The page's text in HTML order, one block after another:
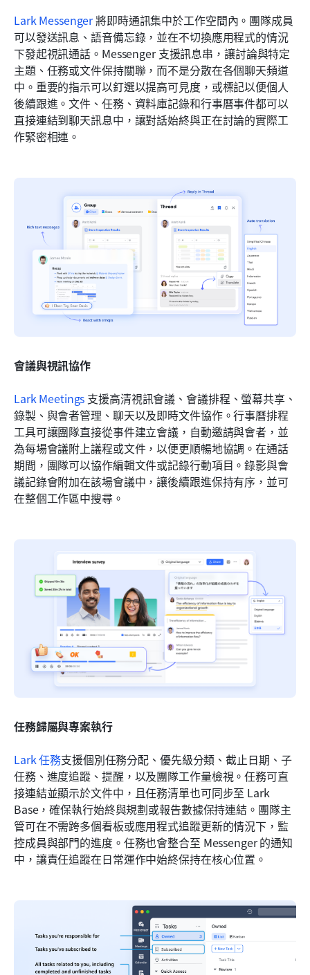
Lark Messenger 將即時通訊集中於工作空間內。團隊成員
可以發送訊息、語音備忘錄，並在不切換應用程式的情況
下發起視訊通話。Messenger 支援訊息串，讓討論與特定
主題、任務或文件保持關聯，而不是分散在各個聊天頻道
中。重要的指示可以釘選以提高可見度，或標記以便個人
後續跟進。文件、任務、資料庫記錄和行事曆事件都可以
直接連結到聊天訊息中，讓對話始終與正在討論的實際工
作緊密相連。
會議與視訊協作
Lark Meetings 支援高清視訊會議、會議排程、螢幕共享、
錄製、與會者管理、聊天以及即時文件協作。行事曆排程
工具可讓團隊直接從事件建立會議，自動邀請與會者，並
為每場會議附上議程或文件，以便更順暢地協調。在通話
期間，團隊可以協作編輯文件或記錄行動項目。錄影與會
議記錄會附加在該場會議中，讓後續跟進保持有序，並可
在整個工作區中搜尋。
任務歸屬與專案執行
Lark 任務支援個別任務分配、優先級分類、截止日期、子
任務、進度追蹤、提醒，以及團隊工作量檢視。任務可直
接連結並顯示於文件中，且任務清單也可同步至 Lark
Base，確保執行始終與規劃或報告數據保持連結。團隊主
管可在不需跨多個看板或應用程式追蹤更新的情況下，監
控成員與部門的進度。任務也會整合至 Messenger 的通知
中，讓責任追蹤在日常運作中始終保持在核心位置。